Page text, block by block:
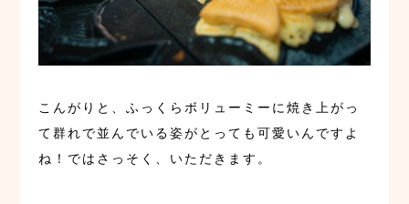
こんがりと、ふっくらボリューミーに焼き上がっ
て群れで並んでいる姿がとっても可愛いんですよ
ね！ではさっそく、いただきます。